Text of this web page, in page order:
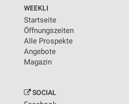
WEEKLI
Startseite
Öffnungszeiten
Alle Prospekte
Angebote
Magazin
SOCIAL